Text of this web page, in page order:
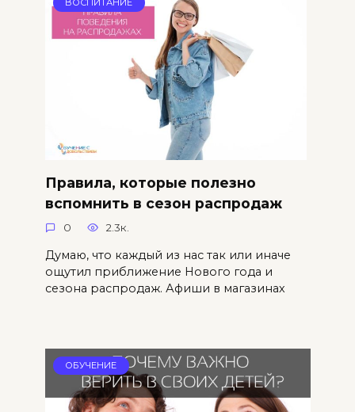
ВОСПИТАНИЕ
Правила, которые полезно
вспомнить в сезон распродаж
0 2.3к.
Думаю, что каждый из нас так или иначе
ощутил приближение Нового года и
сезона распродаж. Афиши в магазинах
ОБУЧЕНИЕ